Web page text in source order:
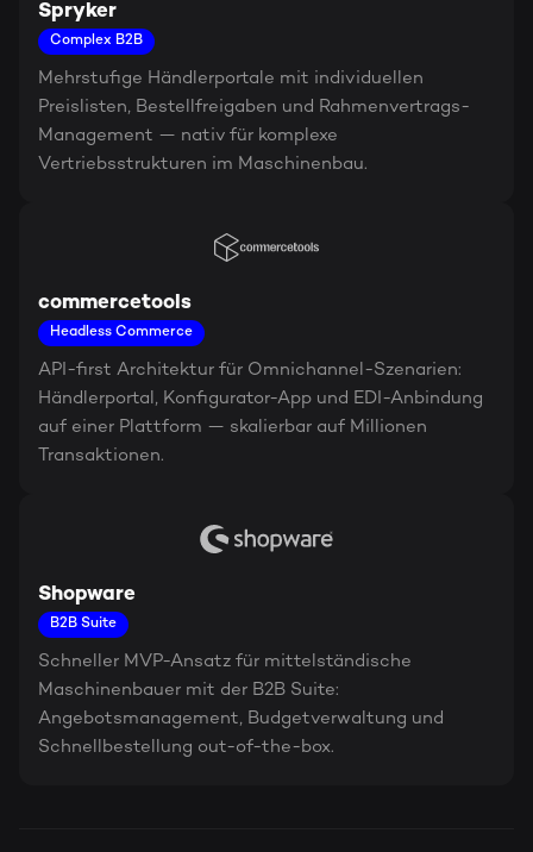
Spryker
Complex B2B
Mehrstufige Händlerportale mit individuellen
Preislisten, Bestellfreigaben und Rahmenvertrags-
Management — nativ für komplexe
Vertriebsstrukturen im Maschinenbau.
commercetools
Headless Commerce
API-first Architektur für Omnichannel-Szenarien:
Händlerportal, Konfigurator-App und EDI-Anbindung
auf einer Plattform — skalierbar auf Millionen
Transaktionen.
Shopware
B2B Suite
Schneller MVP-Ansatz für mittelständische
Maschinenbauer mit der B2B Suite:
Angebotsmanagement, Budgetverwaltung und
Schnellbestellung out-of-the-box.